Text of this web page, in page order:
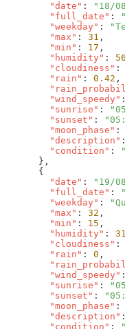
        "date"
: "18/
        "full_date"
:
        "weekday"
:
        "max"
: 31
        "min"
: 17
        "humidity"
: 56
        "cloudiness"
:
        "rain"
: 0.42
        "wind_speedy"
        "sunrise"
:
        "sunset"
:
        "moon_phase"
:
        "description"
        "condition"
:
        "date"
: "19/
        "full_date"
:
        "weekday"
:
        "max"
: 32
        "min"
: 15
        "humidity"
: 31
        "cloudiness"
:
        "rain"
: 0
        "wind_speedy"
        "sunrise"
:
        "sunset"
:
        "moon_phase"
:
        "description"
        "condition"
: